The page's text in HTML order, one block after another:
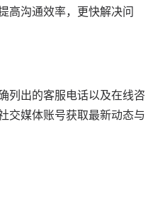
高沟通效率，更快解决问
列出的客服电话以及在线咨
交媒体账号获取最新动态与